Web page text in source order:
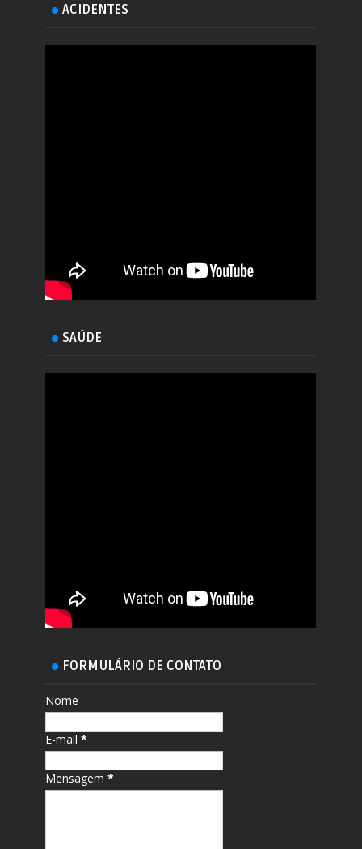
ACIDENTES
SAÚDE
FORMULÁRIO DE CONTATO
Nome
E-mail*
Mensagem*